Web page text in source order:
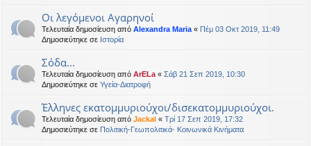
Οι λεγόμενοι Αγαρηνοί
Τελευταία δημοσίευση από Alexandra Maria « Πέμ 03 Οκτ 2019, 11:49
Δημοσιεύτηκε σε Ιστορία
Σόδα...
Τελευταία δημοσίευση από ArELa « Σάβ 21 Σεπ 2019, 10:30
Δημοσιεύτηκε σε Υγεία-Διατροφή
Έλληνες εκατομμυριούχοι/δισεκατομμυριούχοι.
Τελευταία δημοσίευση από Jackal « Τρί 17 Σεπ 2019, 17:32
Δημοσιεύτηκε σε Πολιτική-Γεωπολιτικά- Κοινωνικά Κινήματα